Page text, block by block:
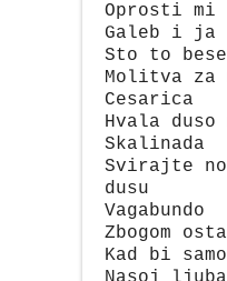
TRILERI
Oprosti mi
Galeb i ja
Sto to
Molitva za
Cesarica
Hvala duso
Skalinada
Svirajte
dusu
Vagabundo
Zbogom
Kad bi